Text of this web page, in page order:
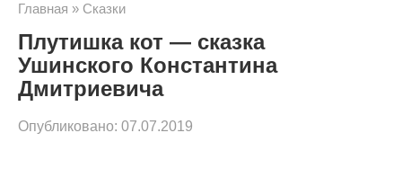
с
к
Главная » Cказки
Плутишка кот — сказка
Ушинского Константина
Дмитриевича
Опубликовано: 07.07.2019